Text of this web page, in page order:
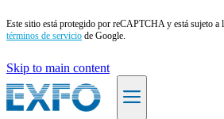
Este sitio está protegido por reCAPTCHA y está sujeto a
términos de servicio de Google.
Skip to main content